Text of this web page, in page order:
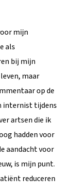
mijn
als
bij mijn
maar
op de
internist tijdens
artsen die ik
hadden voor
aandacht voor
is mijn punt.
reduceren